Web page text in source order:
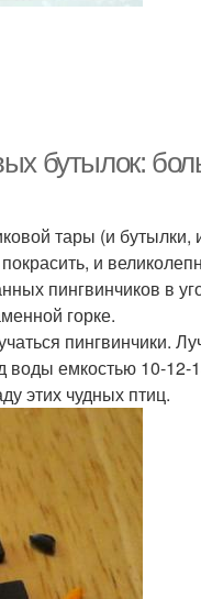
бутылок:
тары (и бутылки,
и
пингвинчиков в
горке.
пингвинчики.
воды емкостью 10-
этих чудных птиц.